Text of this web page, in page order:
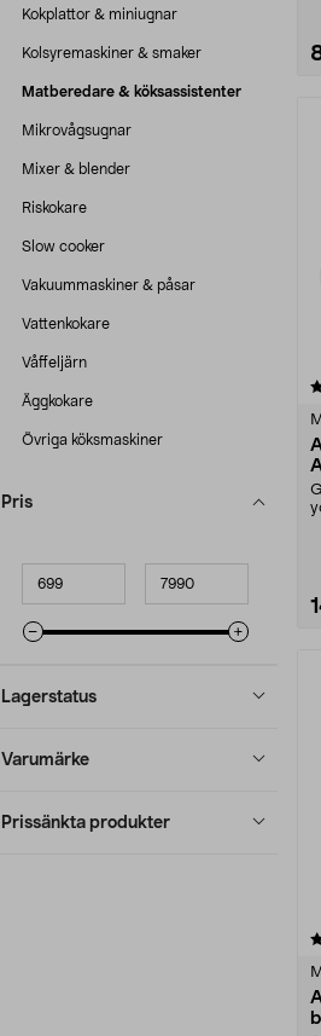
Kokplattor & miniugnar
Kolsyremaskiner & smaker
Matberedare & köksassistenter
Mikrovågsugnar
Mixer & blender
Riskokare
Slow cooker
Vakuummaskiner & påsar
Vattenkokare
Våffeljärn
Äggkokare
Övriga köksmaskiner
Pris
Lagerstatus
Varumärke
Prissänkta produkter